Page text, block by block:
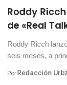
Roddy
de «Real
Roddy Ricch
seis meses, a
Por Redacción